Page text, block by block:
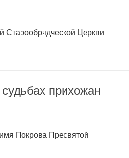
Старообрядческой Церкви
прихожан
Покрова Пресвятой